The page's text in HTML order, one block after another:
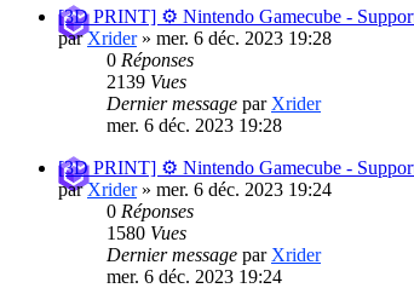
[3D PRINT] ⚙️ Nintendo Gamecube -
parXrider» mer. 6 déc. 2023 19:28
0 Réponses
2139 Vues
Dernier message par Xrider
mer. 6 déc. 2023 19:28
[3D PRINT] ⚙️ Nintendo Gamecube -
parXrider» mer. 6 déc. 2023 19:24
0 Réponses
1580 Vues
Dernier message par Xrider
mer. 6 déc. 2023 19:24